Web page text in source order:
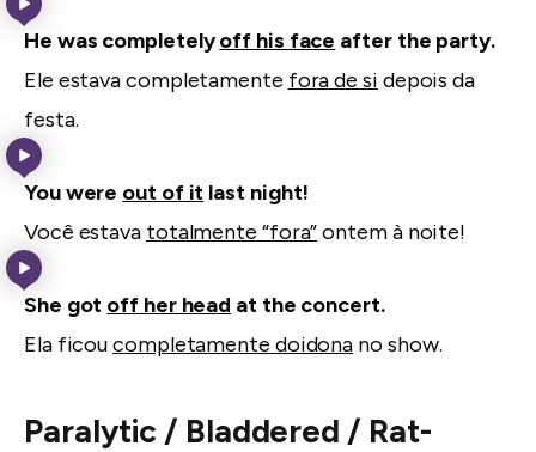
He was completelyoff his face after the party.
Ele estava completamente fora de si depois da
festa.
You were out of it last night!
Você estava totalmente “fora”ontem à noite!
She got off her head at the concert.
Ela ficoucompletamente doidona no show.
Paralytic / Bladdered / Rat-